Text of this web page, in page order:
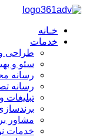
پرش
محتوا
خـانه
خدمات
طراحی
سئو و
رسانه
رسانه
مشاور
خدمات